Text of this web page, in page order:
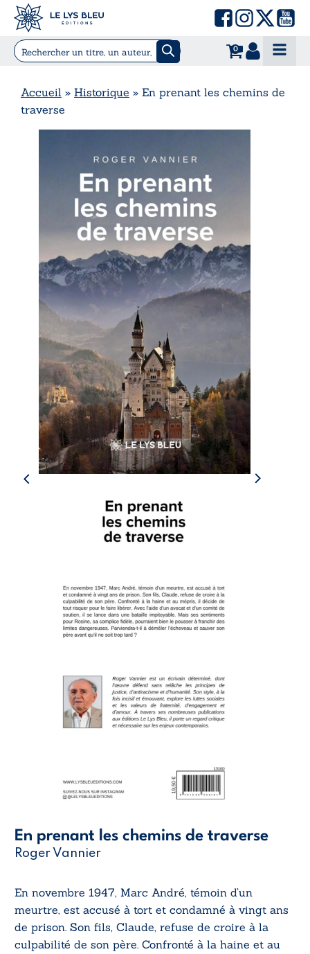
0
Accueil » Historique » En prenant les chemins de
traverse
En prenant les chemins de traverse
Roger Vannier
En novembre 1947, Marc André, témoin d’un
meurtre, est accusé à tort et condamné à vingt ans
de prison. Son fils, Claude, refuse de croire à la
culpabilité de son père. Confronté à la haine et au